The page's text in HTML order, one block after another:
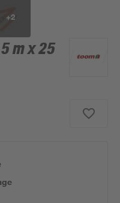
+2
m x 25